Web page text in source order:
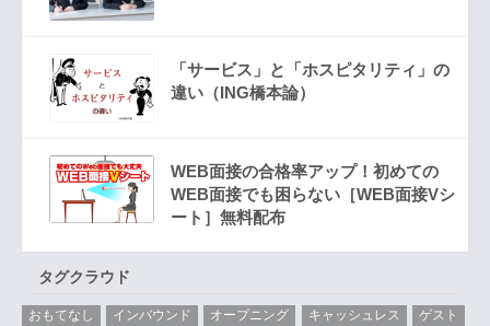
「サービス」と「ホスピタリティ」の
違い（ING橋本論）
WEB面接の合格率アップ！初めての
WEB面接でも困らない［WEB面接Vシ
ート］無料配布
タグクラウド
おもてなし インバウンド オープニング キャッシュレス ゲスト